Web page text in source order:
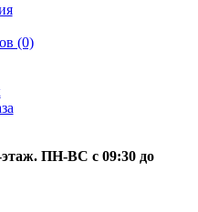
(0)
ПН-ВС с 09:30 до